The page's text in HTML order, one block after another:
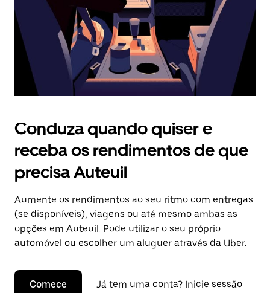
o
calendário.
Conduza quando quiser e
receba os rendimentos de que
precisa Auteuil
Aumente os rendimentos ao seu ritmo com entregas
(se disponíveis), viagens ou até mesmo ambas as
opções em Auteuil. Pode utilizar o seu próprio
automóvel ou escolher um aluguer através da Uber.
Comece Já tem uma conta? Inicie sessão